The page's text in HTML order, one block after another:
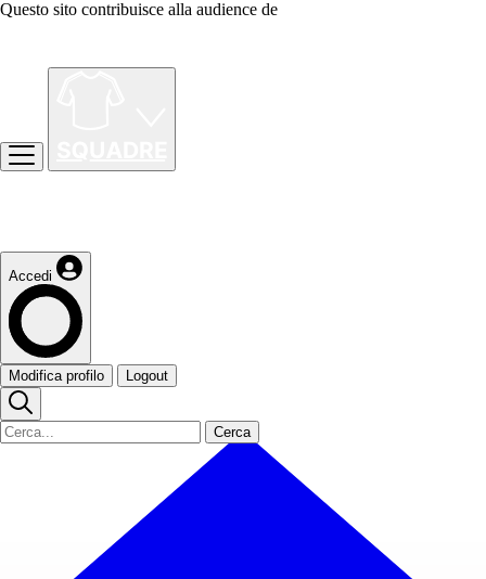
Questo sito contribuisce alla audience de
Accedi
Modifica profilo Logout
Cerca